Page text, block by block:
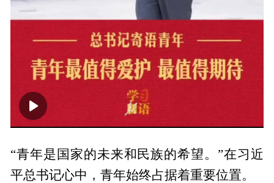
00:00
“青年是国家的未来和民族的希望。”在习近
平总书记心中，青年始终占据着重要位置。